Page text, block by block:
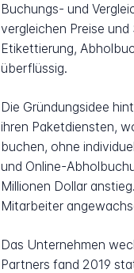
Buchungs- und
vergleichen Preise
Etikettierung,
überflüssig.
Die Gründungsidee
ihren Paketdiensten,
buchen, ohne
und Online-
Millionen Dollar
Mitarbeiter
Das Unternehmen
Partners fand 2019